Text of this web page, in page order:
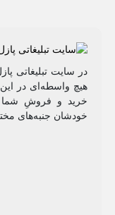
در سایت تبلیغاتی
هیچ واسطه‌ای در
خرید و فروشِ شما
خودشان جنبه‌های